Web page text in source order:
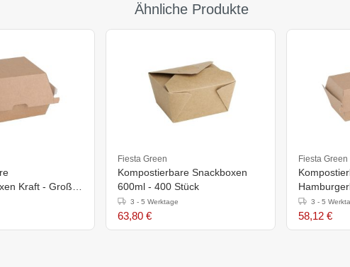
Ähnliche Produkte
Kraft - Groß -
Fiesta Green
Kompostierbare Snackboxen
600ml - 400 Stück
3 - 5 Werktage
63,80 €
Fiesta Green
Stück
3 - 5
58,12 €